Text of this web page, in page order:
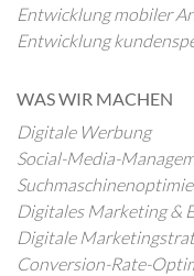
Entwicklung mobiler
Entwicklung
WAS WIR MACHEN
Digitale Werbung
Social-Media-
Digitales Marketing &
Digitale
Conversion-Rate-